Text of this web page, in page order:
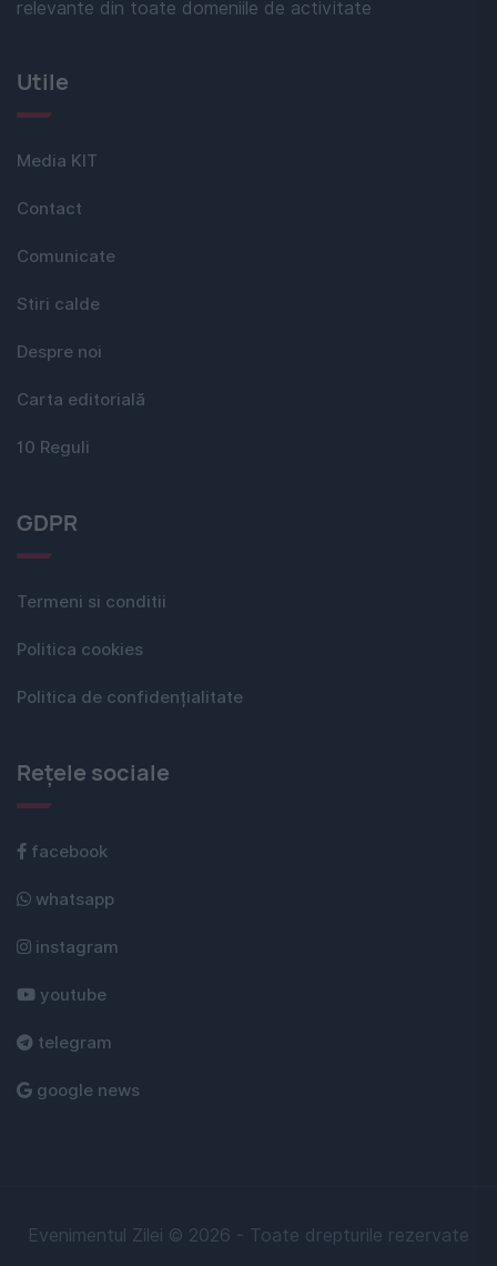
relevante din toate domeniile de activitate
Utile
Media KIT
Contact
Comunicate
Stiri calde
Despre noi
Carta editorială
10 Reguli
GDPR
Termeni si conditii
Politica cookies
Politica de confidențialitate
Rețele sociale
facebook
whatsapp
instagram
youtube
telegram
google news
Evenimentul Zilei © 2026 - Toate drepturile rezervate